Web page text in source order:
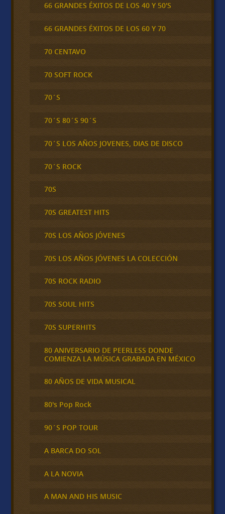
66 GRANDES ÉXITOS DE LOS 40 Y 50'S
66 GRANDES ÉXITOS DE LOS 60 Y 70
70 CENTAVO
70 SOFT ROCK
70´S
70´S 80´S 90´S
70´S LOS AÑOS JOVENES, DIAS DE DISCO
70´S ROCK
70S
70S GREATEST HITS
70S LOS AÑOS JÓVENES
70S LOS AÑOS JÓVENES LA COLECCIÓN
70S ROCK RADIO
70S SOUL HITS
70S SUPERHITS
80 ANIVERSARIO DE PEERLESS DONDE
COMIENZA LA MÚSICA GRABADA EN MÉXICO
80 AÑOS DE VIDA MUSICAL
80's Pop Rock
90´S POP TOUR
A BARCA DO SOL
A LA NOVIA
A MAN AND HIS MUSIC